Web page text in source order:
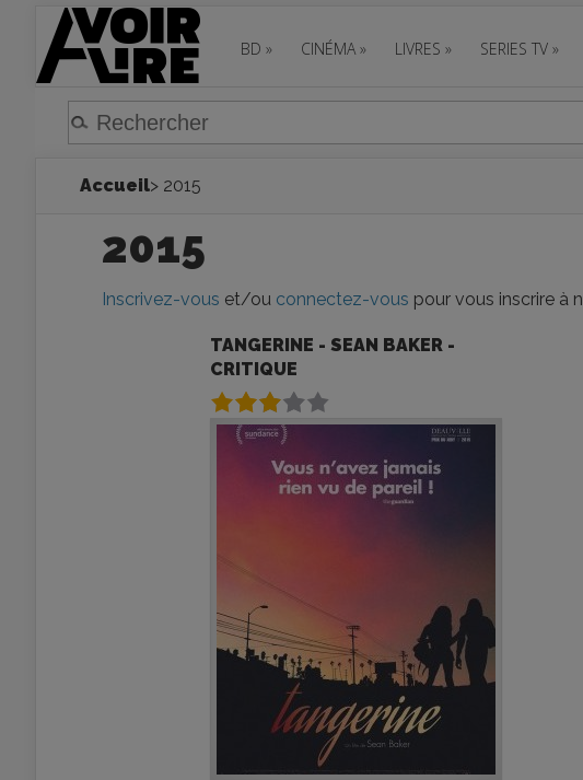
BD » CINÉMA » LIVRES » SERIES TV »
Accueil> 2015
2015
Inscrivez-vous et/ou connectez-vous pour vous inscrire à
TANGERINE - SEAN BAKER -
CRITIQUE